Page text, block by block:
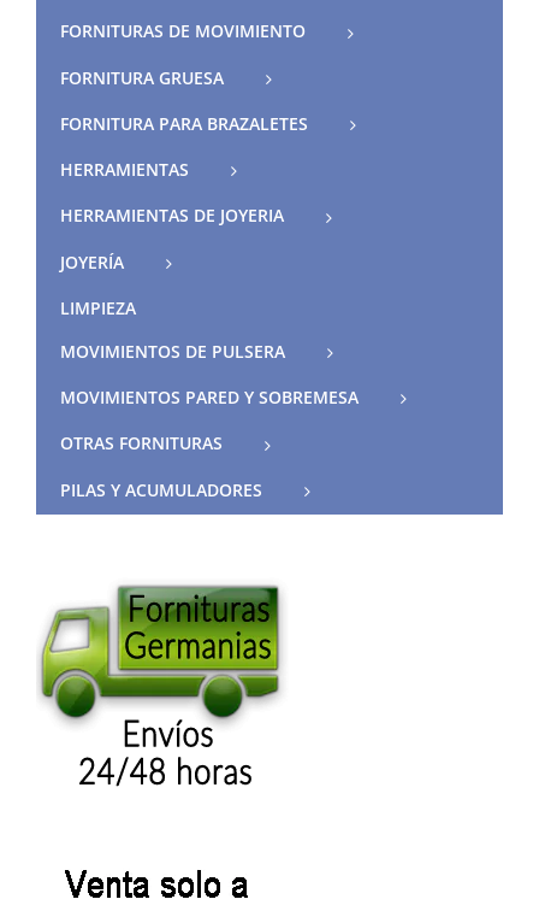
FORNITURAS DE MOVIMIENTO
FORNITURA GRUESA
FORNITURA PARA BRAZALETES
HERRAMIENTAS
HERRAMIENTAS DE JOYERIA
JOYERÍA
LIMPIEZA
MOVIMIENTOS DE PULSERA
MOVIMIENTOS PARED Y SOBREMESA
OTRAS FORNITURAS
PILAS Y ACUMULADORES